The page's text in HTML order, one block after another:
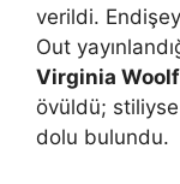
verildi.
Out
Virginia Woolf
övüldü;
dolu bulundu.